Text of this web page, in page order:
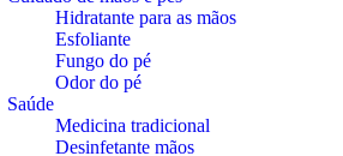
Hidratante para as mãos
Esfoliante
Fungo do pé
Odor do pé
Saúde
Medicina tradicional
Desinfetante mãos